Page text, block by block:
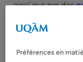
ainsi que par des
humaines. Le
Préférences en